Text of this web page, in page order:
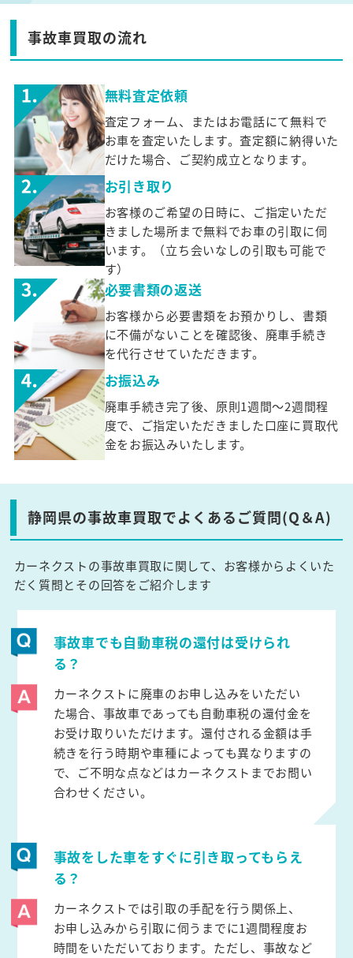
事故車買取の流れ
無料査定依頼
査定フォーム、またはお電話にて無料で
お車を査定いたします。査定額に納得いた
だけた場合、ご契約成立となります。
お引き取り
お客様のご希望の日時に、ご指定いただ
きました場所まで無料でお車の引取に伺
います。（立ち会いなしの引取も可能で
す）
必要書類の返送
お客様から必要書類をお預かりし、書類
に不備がないことを確認後、廃車手続き
を代行させていただきます。
お振込み
廃車手続き完了後、原則1週間～2週間程
度で、ご指定いただきました口座に買取代
金をお振込みいたします。
静岡県の事故車買取でよくあるご質問(Q＆A)
カーネクストの事故車買取に関して、お客様からよくいた
だく質問とその回答をご紹介します
事故車でも自動車税の還付は受けられ
る？
カーネクストに廃車のお申し込みをいただい
た場合、事故車であっても自動車税の還付金を
お受け取りいただけます。還付される金額は手
続きを行う時期や車種によっても異なりますの
で、ご不明な点などはカーネクストまでお問い
合わせください。
事故をした車をすぐに引き取ってもらえ
る？
カーネクストでは引取の手配を行う関係上、
お申し込みから引取に伺うまでに1週間程度お
時間をいただいております。ただし、事故など